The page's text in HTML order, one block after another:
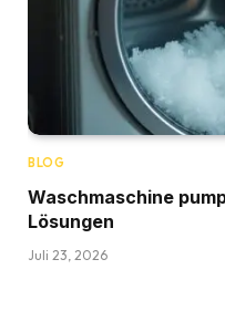
BLOG
Waschmaschine
Lösungen
Juli 23, 2026